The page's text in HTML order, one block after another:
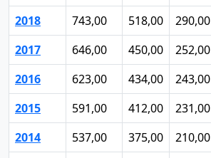
2018
743,00 518,00 290,00
2017
646,00 450,00 252,00
2016
623,00 434,00 243,00
2015
591,00 412,00 231,00
2014
537,00 375,00 210,00